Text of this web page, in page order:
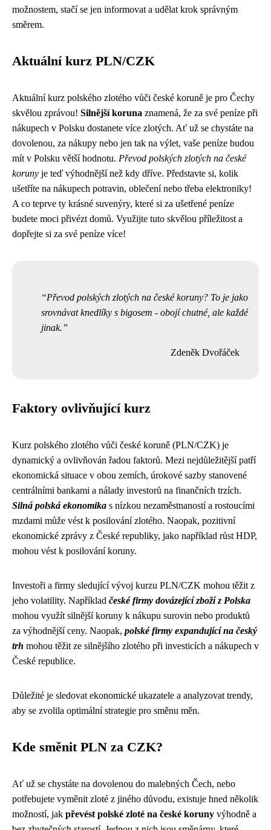
možnostem, stačí se jen informovat a udělat krok správným
směrem.
Aktuální kurz PLN/CZK
Aktuální kurz polského zlotého vůči české koruně je pro Čechy
skvělou zprávou! Silnější koruna znamená, že za své peníze při
nákupech v Polsku dostanete více zlotých. Ať už se chystáte na
dovolenou, za nákupy nebo jen tak na výlet, vaše peníze budou
mít v Polsku větší hodnotu. Převod polských zlotých na české
koruny je teď výhodnější než kdy dříve. Představte si, kolik
ušetříte na nákupech potravin, oblečení nebo třeba elektroniky!
A co teprve ty krásné suvenýry, které si za ušetřené peníze
budete moci přivézt domů. Využijte tuto skvělou příležitost a
dopřejte si za své peníze více!
Převod polských zlotých na české koruny? To je jako
srovnávat knedlíky s bigosem - obojí chutné, ale každé
jinak.
Zdeněk Dvořáček
Faktory ovlivňující kurz
Kurz polského zlotého vůči české koruně (PLN/CZK) je
dynamický a ovlivňován řadou faktorů. Mezi nejdůležitější patří
ekonomická situace v obou zemích, úrokové sazby stanovené
centrálními bankami a nálady investorů na finančních trzích.
Silná polská ekonomika s nízkou nezaměstnaností a rostoucími
mzdami může vést k posilování zlotého. Naopak, pozitivní
ekonomické zprávy z České republiky, jako například růst HDP,
mohou vést k posilování koruny.
Investoři a firmy sledující vývoj kurzu PLN/CZK mohou těžit z
jeho volatility. Například české firmy dovázející zboží z Polska
mohou využít silnější koruny k nákupu surovin nebo produktů
za výhodnější ceny. Naopak, polské firmy expandující na český
trh mohou těžit ze silnějšího zlotého při investicích a nákupech v
České republice.
Důležité je sledovat ekonomické ukazatele a analyzovat trendy,
aby se zvolila optimální strategie pro směnu měn.
Kde směnit PLN za CZK?
Ať už se chystáte na dovolenou do malebných Čech, nebo
potřebujete vyměnit zloté z jiného důvodu, existuje hned několik
možností, jak převést polské zloté na české koruny výhodně a